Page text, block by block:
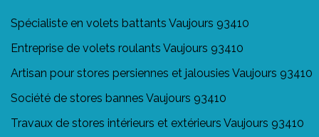
Spécialiste en volets battants Vaujours 93410
Entreprise de volets roulants Vaujours 93410
Artisan pour stores persiennes et jalousies Vaujours 93410
Société de stores bannes Vaujours 93410
Travaux de stores intérieurs et extérieurs Vaujours 93410